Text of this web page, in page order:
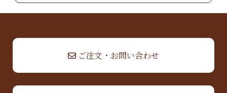
ご注文・お問い合わせ